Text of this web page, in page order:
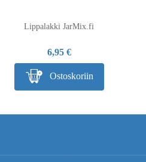
Lippalakki JarMix.fi
6,95 €
Ostoskoriin